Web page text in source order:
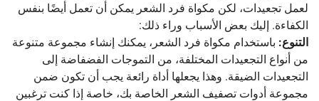
لعمل تجعيدات، لكن مكواة فرد الشعر يمكن أن تعمل أيضًا بنفس
الكفاءة. إليك بعض الأسباب وراء ذلك:
التنوع: باستخدام مكواة فرد الشعر، يمكنك إنشاء مجموعة متنوعة
من أنواع التجعيدات المختلفة، من التموجات الفضفاضة إلى
التجعيدات الضيقة. وهذا يجعلها أداة رائعة يجب أن تكون ضمن
مجموعة أدوات تصفيف الشعر الخاصة بك، خاصة إذا كنت ترغبين